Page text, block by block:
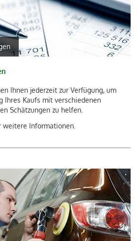
Ihnen jederzeit zur Verfügung, um
Ihres Kaufs mit verschiedenen
Schätzungen zu helfen.
weitere Informationen.